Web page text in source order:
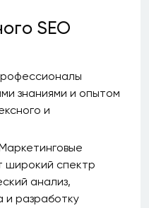
SEO
знаниями и опытом
и
широкий спектр
анализ,
и разработку